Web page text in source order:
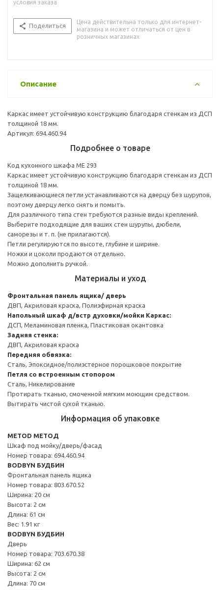
условия заказа
Поделиться
Цена действительна только для интернет-
магазина и может отличаться от цен в
розничных магазинах
Описание
Каркас имеет устойчивую конструкцию благодаря стенкам из ДСП
толщиной 18 мм.
Артикул: 694.460.94
Подробнее о товаре
Код кухонного шкафа ME 293
Каркас имеет устойчивую конструкцию благодаря стенкам из ДСП
толщиной 18 мм.
Защелкивающиеся петли устанавливаются на дверцу без шурупов,
поэтому дверцу легко снять и помыть.
Для различного типа стен требуются разные виды креплений.
Выберите подходящие для ваших стен шурупы, дюбели,
саморезы и т. п. (не прилагаются).
Петли регулируются по высоте, глубине и ширине.
Ножки и цоколи продаются отдельно.
Можно дополнить ручкой.
Материалы и уход
Фронтальная панель ящика/ дверь
ДВП, Акриловая краска, Полиэфирная краска
Напольный шкаф д/встр духовки/мойки Каркас:
ДСП, Меламиновая пленка, Пластиковая окантовка
Задняя стенка:
ДВП, Акриловая краска
Передняя обвязка:
Сталь, Эпоксидное/полиэстерное порошковое покрытие
Петля со встроенным стопором
Сталь, Никелирование
Протирать тканью, смоченной мягким моющим средством.
Вытирать чистой сухой тканью.
Информация об упаковке
METOD МЕТОД
Шкаф под мойку/дверь/фасад
Номер товара: 694.460.94
BODBYN БУДБИН
Фронтальная панель ящика
Номер товара: 803.670.52
Ширина: 20 см
Высота: 2 см
Длина: 61 см
Вес: 1.91 кг
BODBYN БУДБИН
Дверь
Номер товара: 703.670.38
Ширина: 62 см
Высота: 2 см
Длина: 70 см